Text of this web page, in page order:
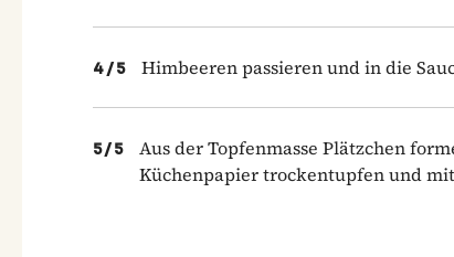
4/5 Himbeeren passieren und in die
5/5
Aus der Topfenmasse Plätzchen
Küchenpapier trockentupfen und